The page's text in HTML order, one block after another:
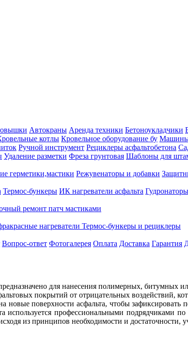
Автокраны Аренда техники Бетоноукладчики
котлы Кровельное оборудование бу Машины
Ручной инструмент Рециклеры асфальтобетона
Удаление разметки Фреза грунтовая Шаблоны для
герметики,мастики Режувенаторы и добавки
Термос-бункеры ИК нагреватели асфальта
ремонт патч мастиками
нагреватели Термос-бункеры и рециклеры
Вопрос-ответ Фотогалерея Оплата Доставка Гарантия
для нанесения полимерных,
покрытий от отрицательных воздействий,
новые поверхности асфальта, чтобы
используется профессиональными
из принципов необходимости и